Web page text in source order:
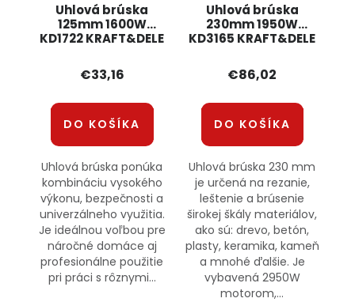
Uhlová brúska
125mm 1600W
KD1722 KRAFT&DELE
€33,16
DO KOŠÍKA
Uhlová brúska ponúka
kombináciu vysokého
výkonu, bezpečnosti a
univerzálneho využitia.
Je ideálnou voľbou pre
náročné domáce aj
profesionálne použitie
pri práci s rôznymi...
Uhlová brúska
230mm 1950W
KD3165 KRAFT&DELE
€86,02
DO KOŠÍKA
Uhlová brúska 230 mm
je určená na rezanie,
leštenie a brúsenie
širokej škály materiálov,
ako sú: drevo, betón,
plasty, keramika, kameň
a mnohé ďalšie. Je
vybavená 2950W
motorom,...